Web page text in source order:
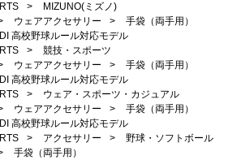
>
MIZUNO(ミズノ)
ウェアアクセサリー >
手袋（両手用）
高校野球ルール対応モデル
>
競技・スポーツ
ウェアアクセサリー >
手袋（両手用）
高校野球ルール対応モデル
>
ウェア・スポーツ・カジュアル
ウェアアクセサリー >
手袋（両手用）
高校野球ルール対応モデル
> アクセサリー >
野球・ソフトボール
手袋（両手用）